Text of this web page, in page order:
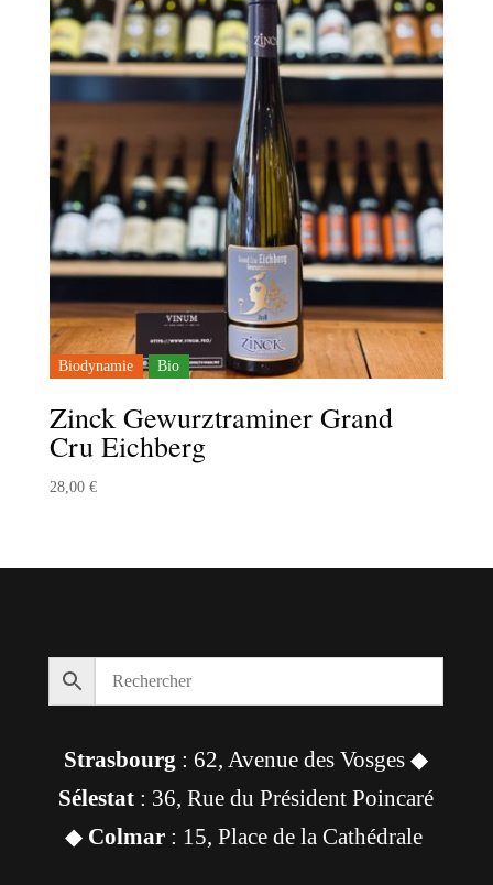
Biodynamie Bio
Zinck Gewurztraminer Grand
Cru Eichberg
28,00 €
Strasbourg : 62, Avenue des Vosges ◆
Sélestat : 36, Rue du Président Poincaré
◆ Colmar: 15, Place de la Cathédrale